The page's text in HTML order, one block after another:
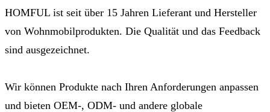
HOMFUL ist seit über 15 Jahren Lieferant und Hersteller
von Wohnmobilprodukten. Die Qualität und das Feedback
sind ausgezeichnet.
Wir können Produkte nach Ihren Anforderungen anpassen
und bieten OEM-, ODM- und andere globale